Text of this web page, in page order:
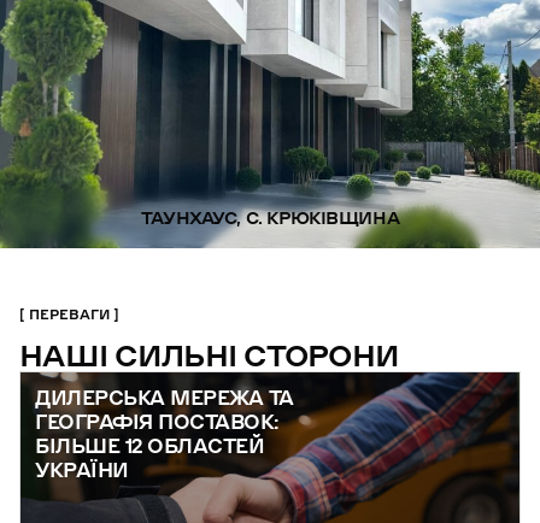
ТАУНХАУС, С. КРЮКІВЩИНА
ПЕРЕВАГИ
НАШІ СИЛЬНІ СТОРОНИ
ДИЛЕРСЬКА МЕРЕЖА ТА
ГЕОГРАФІЯ ПОСТАВОК:
БІЛЬШЕ 12 ОБЛАСТЕЙ
УКРАЇНИ